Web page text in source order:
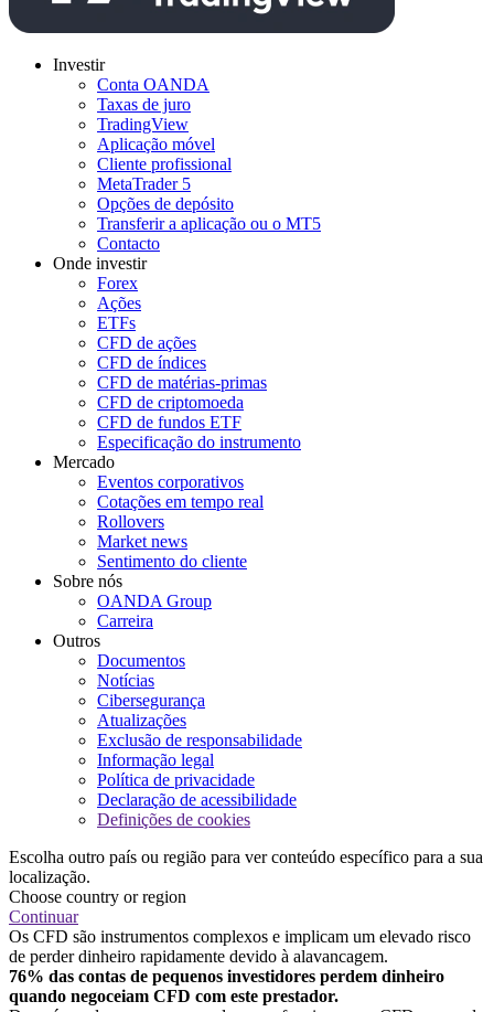
Investir
Conta OANDA
Taxas de juro
TradingView
Aplicação móvel
Cliente profissional
MetaTrader 5
Opções de depósito
Transferir a aplicação ou o MT5
Contacto
Onde investir
Forex
Ações
ETFs
CFD de ações
CFD de índices
CFD de matérias-primas
CFD de criptomoeda
CFD de fundos ETF
Especificação do instrumento
Mercado
Eventos corporativos
Cotações em tempo real
Rollovers
Market news
Sentimento do cliente
Sobre nós
OANDA Group
Carreira
Outros
Documentos
Notícias
Cibersegurança
Atualizações
Exclusão de responsabilidade
Informação legal
Política de privacidade
Declaração de acessibilidade
Definições de cookies
Escolha outro país ou região para ver conteúdo específico para a sua
localização.
Choose country or region
Continuar
Os CFD são instrumentos complexos e implicam um elevado risco
de perder dinheiro rapidamente devido à alavancagem.
76% das contas de pequenos investidores perdem dinheiro
quando negoceiam CFD com este prestador.